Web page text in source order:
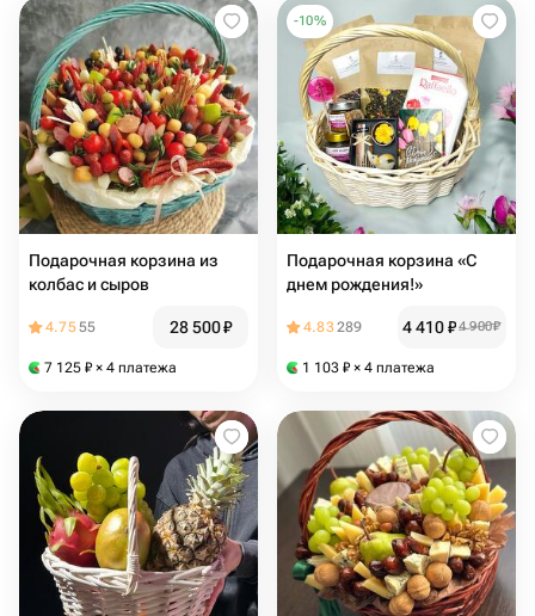
Подарочная корзина из
колбас и сыров
4.7555 28 500₽
7 125 ₽ × 4 платежа
-10%
Подарочная корзина «С
днем рождения!»
4.83289 4 410₽4 900₽
1 103 ₽ × 4 платежа